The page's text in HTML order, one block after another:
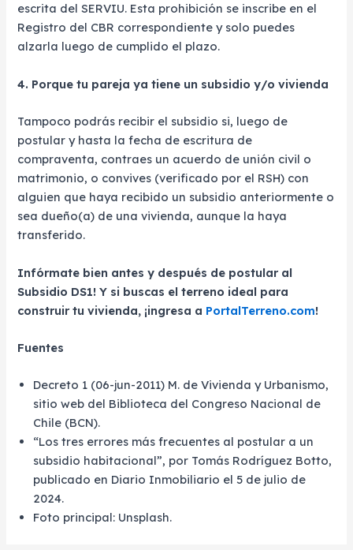
escrita del SERVIU. Esta prohibición se inscribe en el
Registro del CBR correspondiente y solo puedes
alzarla luego de cumplido el plazo.
4. Porque tu pareja ya tiene un subsidio y/o vivienda
Tampoco podrás recibir el subsidio si, luego de
postular y hasta la fecha de escritura de
compraventa, contraes un acuerdo de unión civil o
matrimonio, o convives (verificado por el RSH) con
alguien que haya recibido un subsidio anteriormente o
sea dueño(a) de una vivienda, aunque la haya
transferido.
Infórmate bien antes y después de postular al
Subsidio DS1! Y si buscas el terreno ideal para
construir tu vivienda, ¡ingresa a PortalTerreno.com!
Fuentes
Decreto 1 (06-jun-2011) M. de Vivienda y Urbanismo,
sitio web del Biblioteca del Congreso Nacional de
Chile (BCN).
“Los tres errores más frecuentes al postular a un
subsidio habitacional”, por Tomás Rodríguez Botto,
publicado en Diario Inmobiliario el 5 de julio de
2024.
Foto principal: Unsplash.